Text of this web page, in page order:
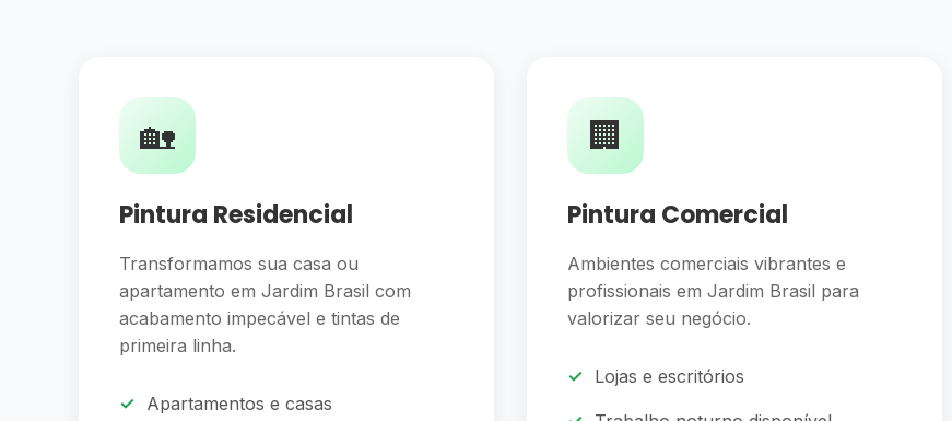
🏡
Pintura Residencial
Transformamos sua casa ou
apartamento em Jardim Brasil com
acabamento impecável e tintas de
primeira linha.
Apartamentos e casas
🏢
Pintura Comercial
Ambientes comerciais vibrantes e
profissionais em Jardim Brasil para
valorizar seu negócio.
Lojas e escritórios